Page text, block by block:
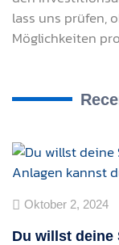
lass uns prüfen,
Möglichkeiten
Oktober 2, 2024
Du willst deine